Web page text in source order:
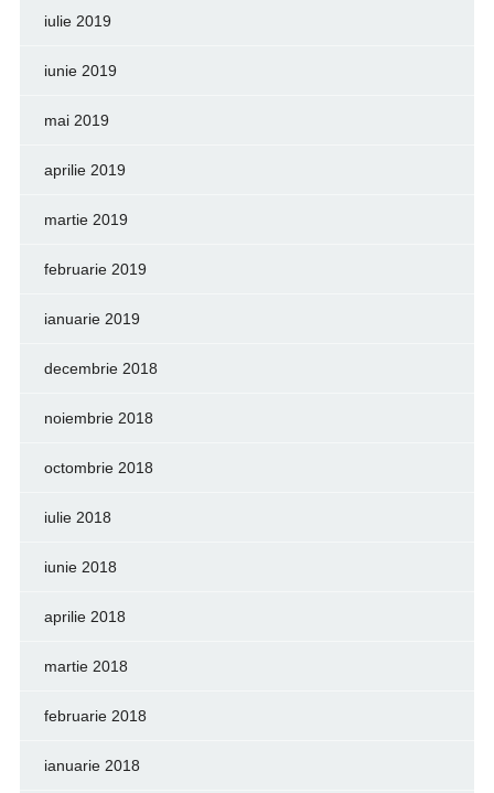
iulie 2019
iunie 2019
mai 2019
aprilie 2019
martie 2019
februarie 2019
ianuarie 2019
decembrie 2018
noiembrie 2018
octombrie 2018
iulie 2018
iunie 2018
aprilie 2018
martie 2018
februarie 2018
ianuarie 2018